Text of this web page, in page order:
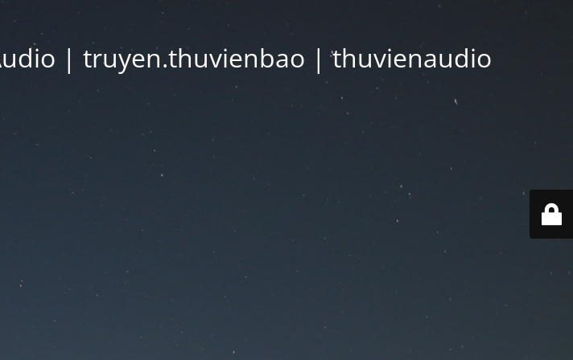
| truyen.thuvienbao | thuvienaudio